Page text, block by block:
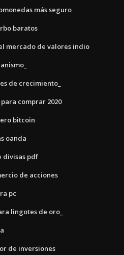
más seguro
baratos
mercado de valores indio
de crecimiento_
comprar 2020
bitcoin
oanda
divisas pdf
de acciones
pc
lingotes de oro_
de inversiones